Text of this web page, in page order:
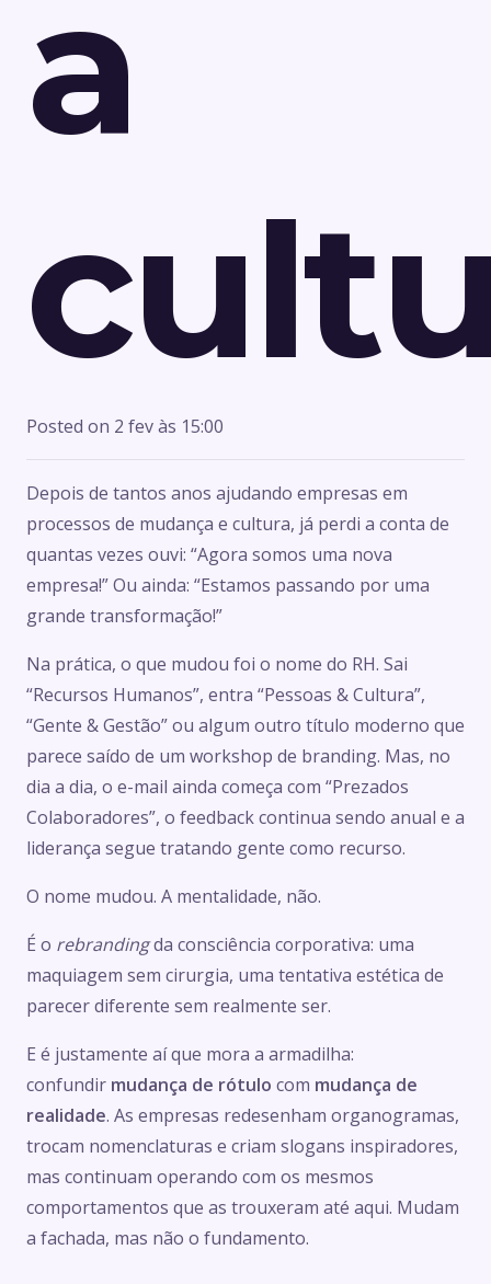
a
Posted on 2 fev às 15:00
Depois de tantos anos ajudando empresas em
processos de mudança e cultura, já perdi a conta de
quantas vezes ouvi: “Agora somos uma nova
empresa!” Ou ainda: “Estamos passando por uma
grande transformação!”
Na prática, o que mudou foi o nome do RH. Sai
“Recursos Humanos”, entra “Pessoas & Cultura”,
“Gente & Gestão” ou algum outro título moderno que
parece saído de um workshop de branding. Mas, no
dia a dia, o e-mail ainda começa com “Prezados
Colaboradores”, o feedback continua sendo anual e a
liderança segue tratando gente como recurso.
O nome mudou. A mentalidade, não.
É o rebrandingda consciência corporativa: uma
maquiagem sem cirurgia, uma tentativa estética de
parecer diferente sem realmente ser.
E é justamente aí que mora a armadilha:
confundir mudança de rótulo com mudança de
realidade. As empresas redesenham organogramas,
trocam nomenclaturas e criam slogans inspiradores,
mas continuam operando com os mesmos
comportamentos que as trouxeram até aqui. Mudam
a fachada, mas não o fundamento.